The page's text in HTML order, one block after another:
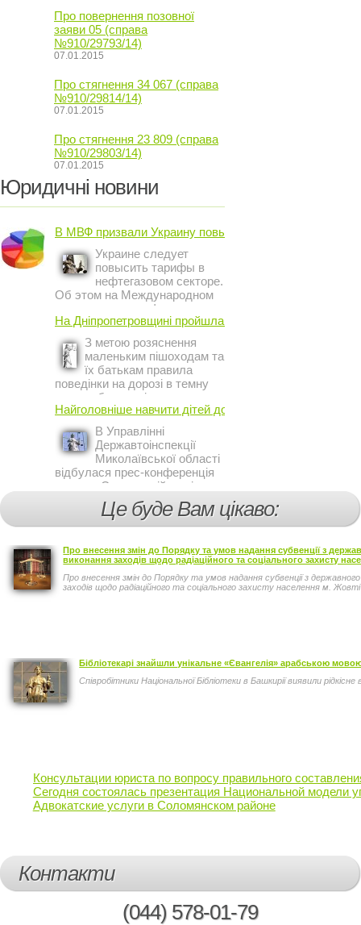
Про повернення позовної
заяви 05 (справа
№910/29793/14)
07.01.2015
Про стягнення 34 067 (справа
№910/29814/14)
07.01.2015
Про стягнення 23 809 (справа
№910/29803/14)
07.01.2015
Юридичні новини
В МВФ призвали Украину повысить ...
Украине следует
повысить тарифы в
нефтегазовом секторе.
Об этом на Международном
инвестиционном форуме в
Киеве заявил постоянный
представитель МВФ на
Украине Жером Ваше.
На Дніпропетровщині пройшла акція ...
З метою розяснення
маленьким пішоходам та
їх батькам правила
поведінки на дорозі в темну
пору доби, працівники сектору
профілактичної роботи відділу
ДАІ з обслуговування міста
Кривий Ріг провели ...
Найголовніше навчити дітей дотримуватися ...
В Управлінні
Державтоінспекції
Миколаївської області
відбулася прес-конференція
на тему Стан аварійності за
участю, з вини дітей і
пішоходів.Це буде Вам цікаво:
Про внесення змін до Порядку та умов надання субвенції з
виконання заходів щодо радіаційного та соціального захисту
Про внесення змін до Порядку та умов надання субвенції з
заходів щодо радіаційного та соціального захисту населення м.
Бібліотекарі знайшли унікальне «Євангелія» арабською
Співробітники Національної Бібліотеки в Башкирії виявили
Консультации юриста по вопросу правильного
Сегодня состоялась презентация Национальной модели
Адвокатские услуги в Соломянском районе
Контакти
(044) 578-01-79